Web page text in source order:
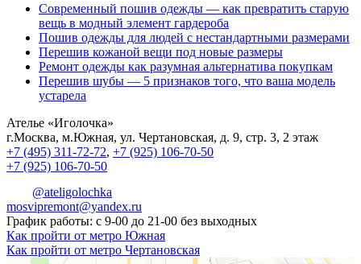
Современный пошив одежды — как превратить старую
вещь в модный элемент гардероба
Пошив одежды для людей с нестандартными размерами
Перешив кожаной вещи под новые размеры
Ремонт одежды как разумная альтернатива покупкам
Перешив шубы — 5 признаков того, что ваша модель
устарела
Ателье «Иголочка»
г.Москва, м.Южная, ул. Чертановская, д. 9, стр. 3, 2 этаж
+7 (495) 311-72-72, +7 (925) 106-70-50
+7 (925) 106-70-50
@ateligolochka
mosvipremont@yandex.ru
График работы: с 9-00 до 21-00 без выходных
Как пройти от метро Южная
Как пройти от метро Чертановская